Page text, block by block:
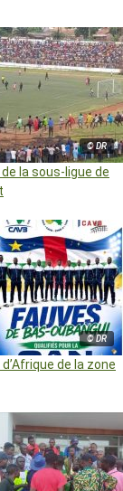
© DR
la sous-ligue de
© DR
de la zone